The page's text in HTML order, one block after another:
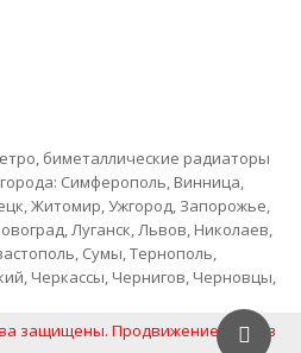
биметаллические радиаторы
Симферополь, Винница,
Житомир, Ужгород, Запорожье,
Луганск, Львов, Николаев,
Сумы, Тернополь,
Черкассы, Чернигов, Черновцы,
защищены. Продвижение сайтов